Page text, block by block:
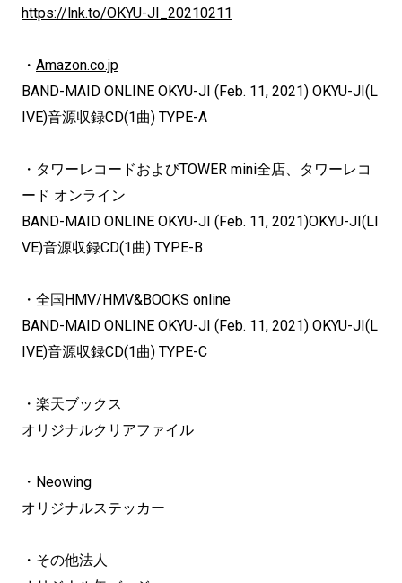
https://lnk.to/OKYU-JI_20210211
・ Amazon.co.jp
BAND-MAID ONLINE OKYU-JI (Feb. 11, 2021) OKYU-JI(L
IVE)音源収録CD(1曲) TYPE-A
・タワーレコードおよびTOWER mini全店、タワーレコ
ード オンライン
BAND-MAID ONLINE OKYU-JI (Feb. 11, 2021)OKYU-JI(LI
VE)音源収録CD(1曲) TYPE-B
・全国HMV/HMV&BOOKS online
BAND-MAID ONLINE OKYU-JI (Feb. 11, 2021) OKYU-JI(L
IVE)音源収録CD(1曲) TYPE-C
・楽天ブックス
オリジナルクリアファイル
・Neowing
オリジナルステッカー
・その他法人